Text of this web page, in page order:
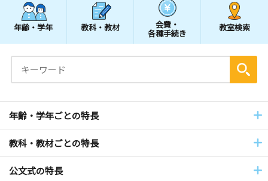
年齢・学年 教科・教材 会費・
各種手続き
教室検索
年齢・学年ごとの特長
教科・教材ごとの特長
公文式の特長